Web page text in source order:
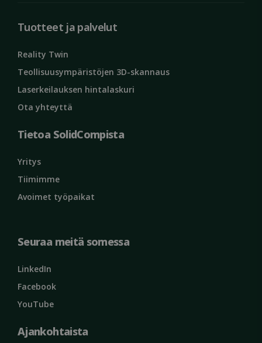
Tuotteet ja palvelut
Reality Twin
Teollisuusympäristöjen 3D-skannaus
Laserkeilauksen hintalaskuri
Ota yhteyttä
Tietoa SolidCompista
Yritys
Tiimimme
Avoimet työpaikat
Seuraa meitä somessa
LinkedIn
Facebook
YouTube
Ajankohtaista
Ehdottomasti välttämättömät
mahdollistavat verkkosivuston perustoiminnot,
kuten käyttäjän kirjautumisen ja tilinhallinnan.
Sivustoa ei voida käyttää oikein ilman ehdottoman